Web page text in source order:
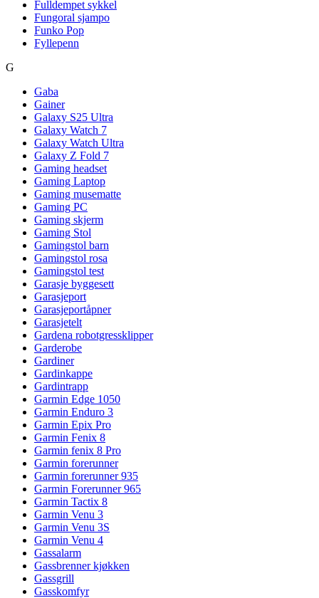
Fulldempet sykkel
Fungoral sjampo
Funko Pop
Fyllepenn
G
Gaba
Gainer
Galaxy S25 Ultra
Galaxy Watch 7
Galaxy Watch Ultra
Galaxy Z Fold 7
Gaming headset
Gaming Laptop
Gaming musematte
Gaming PC
Gaming skjerm
Gaming Stol
Gamingstol barn
Gamingstol rosa
Gamingstol test
Garasje byggesett
Garasjeport
Garasjeportåpner
Garasjetelt
Gardena robotgressklipper
Garderobe
Gardiner
Gardinkappe
Gardintrapp
Garmin Edge 1050
Garmin Enduro 3
Garmin Epix Pro
Garmin Fenix 8
Garmin fenix 8 Pro
Garmin forerunner
Garmin forerunner 935
Garmin Forerunner 965
Garmin Tactix 8
Garmin Venu 3
Garmin Venu 3S
Garmin Venu 4
Gassalarm
Gassbrenner kjøkken
Gassgrill
Gasskomfyr